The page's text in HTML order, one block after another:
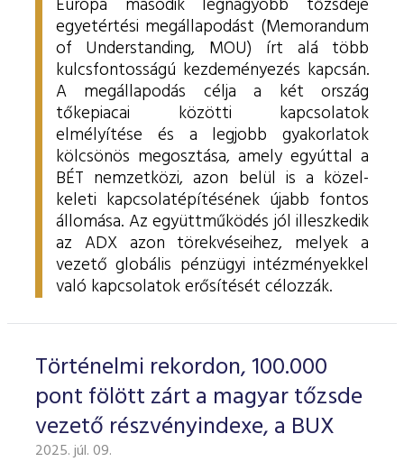
Európa második legnagyobb tőzsdéje
egyetértési megállapodást (Memorandum
of Understanding, MOU) írt alá több
kulcsfontosságú kezdeményezés kapcsán.
A megállapodás célja a két ország
tőkepiacai közötti kapcsolatok
elmélyítése és a legjobb gyakorlatok
kölcsönös megosztása, amely egyúttal a
BÉT nemzetközi, azon belül is a közel-
keleti kapcsolatépítésének újabb fontos
állomása. Az együttműködés jól illeszkedik
az ADX azon törekvéseihez, melyek a
vezető globális pénzügyi intézményekkel
való kapcsolatok erősítését célozzák.
Történelmi rekordon, 100.000
pont fölött zárt a magyar tőzsde
vezető részvényindexe, a BUX
2025. júl. 09.